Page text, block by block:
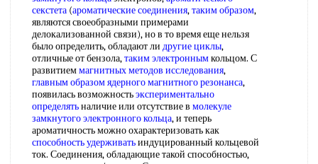
секстета (ароматические соединения,таким образом,
являются своеобразными примерами
делокализованной связи), но в то время еще нельзя
было определить, обладают ли другие циклы,
отличные от бензола,таким электроннымкольцом. С
развитиеммагнитных методов исследования,
главным образомядерного магнитного резонанса,
появилась возможностьэкспериментально
определятьналичие или отсутствие в молекуле
замкнутогоэлектронного кольца, и теперь
ароматичность можно охарактеризовать как
способность удерживатьиндуцированный кольцевой
ток. Соединения, обладающие такой способностью,